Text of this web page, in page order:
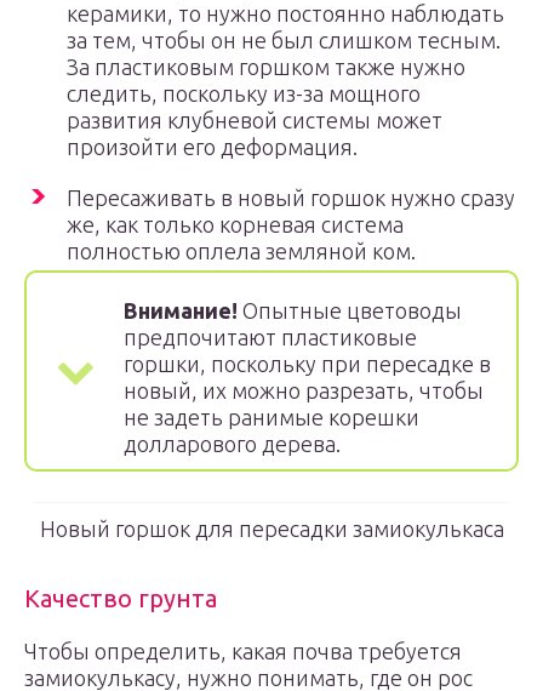
керамики, то нужно постоянно наблюдать
за тем, чтобы он не был слишком тесным.
За пластиковым горшком также нужно
следить, поскольку из-за мощного
развития клубневой системы может
произойти его деформация.
Пересаживать в новый горшок нужно сразу
же, как только корневая система
полностью оплела земляной ком.
Внимание! Опытные цветоводы
предпочитают пластиковые
горшки, поскольку при пересадке в
новый, их можно разрезать, чтобы
не задеть ранимые корешки
долларового дерева.
Новый горшок для пересадки замиокулькаса
Качество грунта
Чтобы определить, какая почва требуется
замиокулькасу, нужно понимать, где он рос